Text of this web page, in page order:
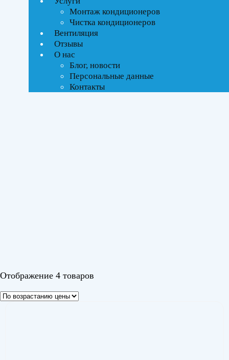
Монтаж кондиционеров
Чистка кондиционеров
Вентиляция
Отзывы
О нас
Блог, новости
Персональные данные
Контакты
Тип управления
Инверторное
Отображение 4 товаров